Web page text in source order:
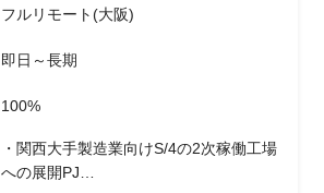
フルリモート(大阪)
即日～長期
100%
・関西大手製造業向けS/4の2次稼働工場
への展開PJ